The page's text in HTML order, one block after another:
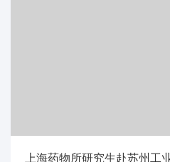
上海药物所研究生赴苏州工